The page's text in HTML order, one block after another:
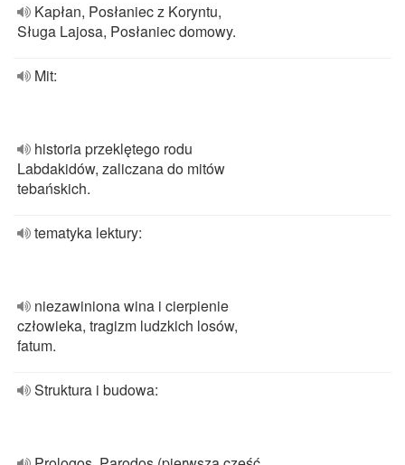
Kapłan, Posłaniec z Koryntu,
Sługa Lajosa, Posłaniec domowy.
Mit:
historia przeklętego rodu
Labdakidów, zaliczana do mitów
tebańskich.
tematyka lektury:
niezawiniona wina i cierpienie
człowieka, tragizm ludzkich losów,
fatum.
Struktura i budowa: